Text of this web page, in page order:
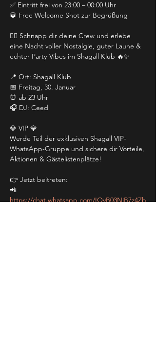
✅ Eintritt frei von 23:00 – 00:00 Uhr
🥃 Free Welcome Shot zur Begrüßung
👯‍♀️ Schnapp dir deine Crew und erlebe
eine Nacht voller Nostalgie, guter Laune &
echter Party-Vibes im Shagall Klub 🔥✨
📍 Ort: Shagall Klub
📅 Freitag, 30. Januar
⏰ ab 23 Uhr
🎧 DJ: Ceed
💎 VIP 💎
Werde Teil der exklusiven Shagall VIP-
WhatsApp-Gruppe und sichere dir Vorteile,
Aktionen & Gästelistenplätze!
👉 Jetzt beitreten:
📲
https://chat.whatsapp.com/IOvB03NjB7z4Zb